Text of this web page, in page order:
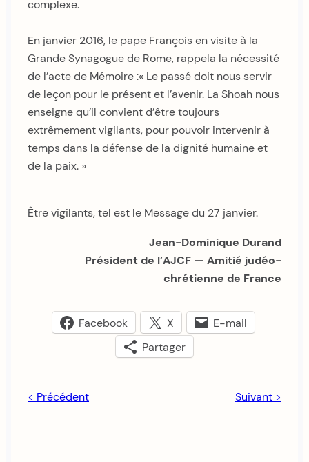
complexe.
En janvier 2016, le pape François en visite à la
Grande Synagogue de Rome, rappela la nécessité
de l’acte de Mémoire :« Le passé doit nous servir
de leçon pour le présent et l’avenir. La Shoah nous
enseigne qu’il convient d’être toujours
extrêmement vigilants, pour pouvoir intervenir à
temps dans la défense de la dignité humaine et
de la paix. »
Être vigilants, tel est le Message du 27 janvier.
Jean-Dominique Durand
Président de l’AJCF — Amitié judéo-
chrétienne de France
Facebook X
E-mail
Partager
< Précédent Suivant >